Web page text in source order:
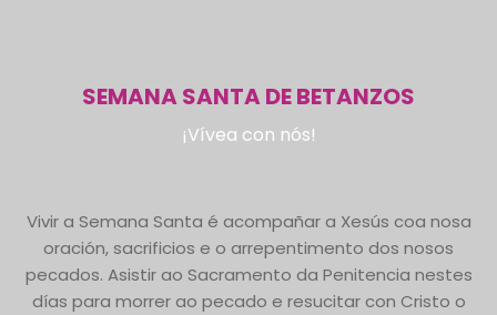
SEMANA SANTA DE BETANZOS
¡Vívea con nós!
Vivir a Semana Santa é acompañar a Xesús coa nosa
oración, sacrificios e o arrepentimento dos nosos
pecados. Asistir ao Sacramento da Penitencia nestes
días para morrer ao pecado e resucitar con Cristo o